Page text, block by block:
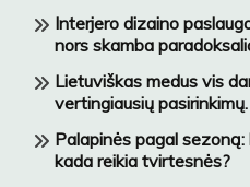
Interjero dizaino
nors skamba
Lietuviškas medus vis
vertingiausių
Palapinės pagal
kada reikia tvirtesnės?